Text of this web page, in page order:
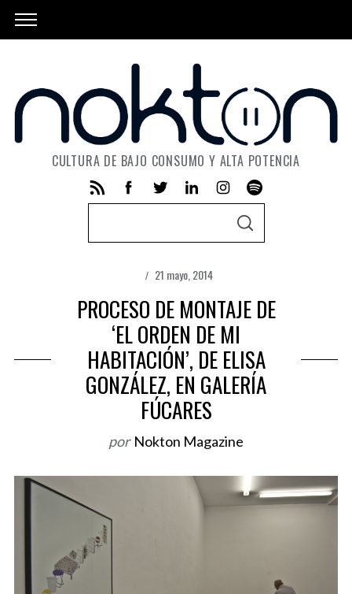
CULTURA DE BAJO CONSUMO Y ALTA POTENCIA
c
h
o
r
S
21 mayo, 2014
PROCESO DE MONTAJE DE
‘EL ORDEN DE MI
HABITACIÓN’, DE ELISA
GONZÁLEZ, EN GALERÍA
FÚCARES
por Nokton Magazine